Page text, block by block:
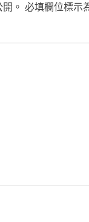
。 必填欄位標示